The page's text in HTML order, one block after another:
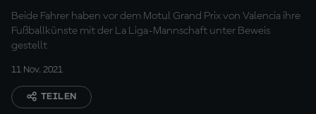
Beide Fahrer haben vor dem Motul Grand Prix von Valencia ihre
Fußballkünste mit der La Liga-Mannschaft unter Beweis
gestellt
11 Nov. 2021
TEILEN